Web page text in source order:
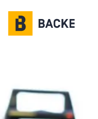
Gå til hovedinnhold